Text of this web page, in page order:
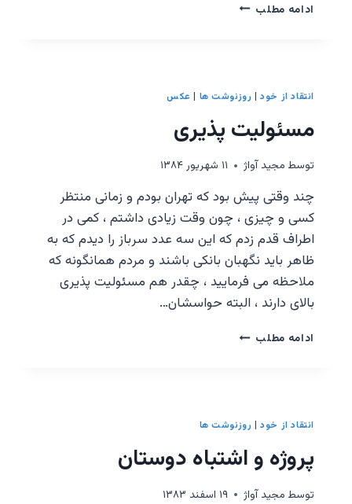
ادامه مطلب
انتقاد از خود| روزنوشت ها | عکس
مسئولیت پذیری
توسط مجيد آواژ ۱۱ شهریور ۱۳۸۴
چند وقتی پیش بود که تهران بودم و زمانی منتظر
کسی و چیزی ، چون وقت زیادی داشتم ، کمی در
اطراف قدم زدم که این سه عدد سرباز را دیدم که به
ظاهر باید نگهبان بانکی باشند و مردم همانگونه که
ملاحظه می فرمایید ، چقدر هم مسئولیت پذیری
بالای دارند ، البته حواسشان…
ادامه مطلبمسئولیت
انتقاد از خود| روزنوشت ها
پروژه و اشتباه دوستان
توسط مجيد آواژ ۱۹ اسفند ۱۳۸۳